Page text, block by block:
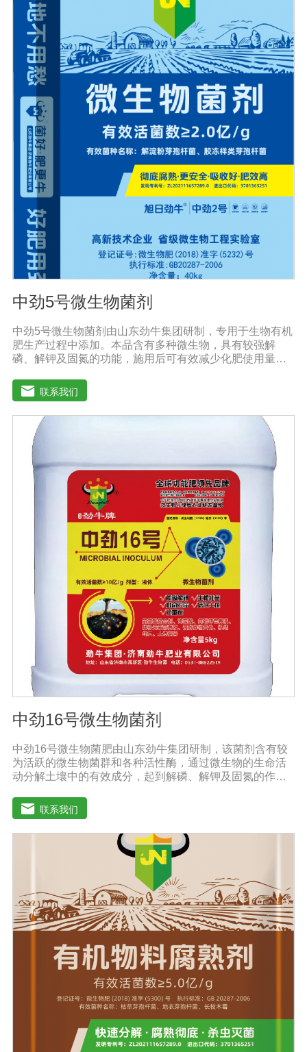
血清质量不会受到影响。
中劲5号微生物菌剂
中劲5号微生物菌剂由山东劲牛集团研制，专用于生物有机
肥生产过程中添加。本品含有多种微生物，具有较强解
磷、解钾及固氮的功能，施用后可有效减少化肥使用量；
维生素，能不同程度地刺激根系生长，促进营养和水分吸
收；并且能产生铁载体、抗生素、系统防卫酶等多种物
质，可以抑制细菌、真菌性病害、诱导系统抗性，具有显
著的防病、抗重茬的效果。【产品功能】1.抑制植物病原
真菌的生长，提高植物对枯萎病、黄萎病、根腐病等土传
病害的抗病力；2.分泌促进生长的代谢产物，促进根系生
长；3.产生分解不溶性磷酸盐、硅酸盐和含钾矿物的代谢
产物，促进植物对磷、钾、硅等营养元素的利用；【适用
范围】适宜添加本品的有机肥原料包括：畜禽粪便、城市
有机废弃物、糠壳、饼粕、作物秸杆、产品加工废弃料
（蔗糖泥、果渣、茶渣、蘑菇渣、酒糟）【注意事项】 1.
本品内含大量有益活菌，不可与杀菌剂混合使用，用过农
药 的喷雾器一定要认真清洗后在喷菌剂。 2.本品如与化肥
混用，要现混现用。【贮 存】于阴凉干燥处保存，避免
阳光直射和雨淋【保 质 期】24个月
联系我们
中劲16号微生物菌剂
中劲16号微生物菌肥由山东劲牛集团研制，该菌剂含有较
为活跃的微生物菌群和各种活性酶，通过微生物的生命活
动分解土壤中的有效成分，起到解磷、解钾及固氮的作
物激素、酸性物质以及维生素，能不同程度地刺激调节植
物生长；并且能产生铁载体、抗生素、系统防卫酶等多种
物质，可以抑制细菌或真菌性病害或诱导系统抗性间接达
到促进植物生长的作用。●传导性强，生根护根，平衡土壤
微生物环境，形成有益菌屏障，提高作物的抗病性，苗齐
旱、药害、盐害等逆境的抗逆能力。●营养丰富，促进植物
生长发育，叶片更加柔软浓绿、毛细根增多，预防早衰，
增产提质。【适用范围】玉米、小麦、果树、土豆、红
薯、辣椒、番茄、黄瓜丶韮菜、甘蓝等瓜果、蔬菜。【注
用，用过农药 的喷雾器一定要认真清洗后在喷菌剂。2.本
品如与化肥混用，要现混现用。【贮 存】于阴凉干燥处保
存，避免阳光直射和雨淋【保 质 期】24个月【性 状】粉
剂【活 菌 数】≥10亿/克
联系我们